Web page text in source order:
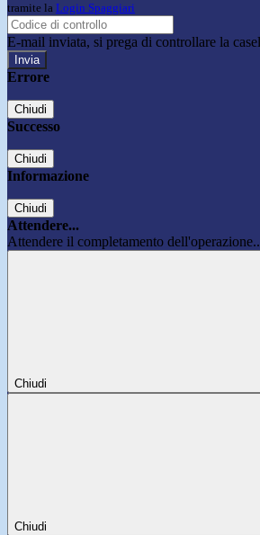
tramite la Login Spaggiari
E-mail inviata, si prega di controllare la
Errore
Chiudi
Successo
Chiudi
Informazione
Chiudi
Attendere...
Attendere il completamento
Chiudi
Chiudi